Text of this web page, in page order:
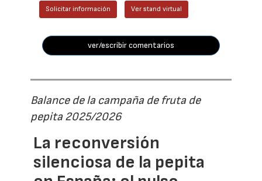
Solicitar información Ver stand virtual
ver/escribir comentarios
Balance de la campaña de fruta de
pepita 2025/2026
La reconversión
silenciosa de la pepita